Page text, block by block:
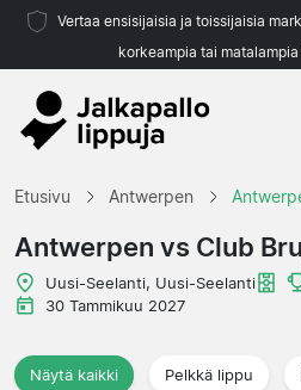
Vertaa ensisijaisia ja toissijaisia
korkeampia tai
Etusivu Antwerpen
Antwerpen vs Club
Uusi-Seelanti, Uusi-Seelanti
30 Tammikuu 2027
Näytä kaikki Pelkkä lippu